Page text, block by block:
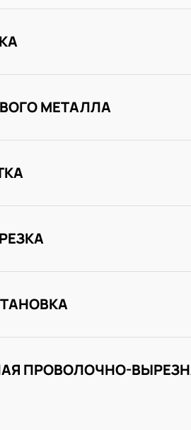
МЕТАЛЛА
ПРОВОЛОЧНО-